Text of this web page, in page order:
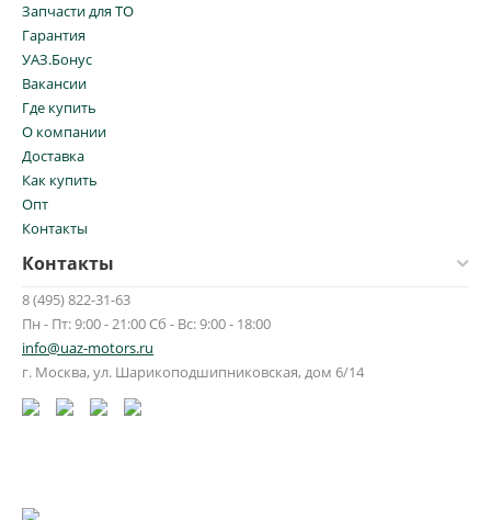
Запчасти для ТО
Гарантия
УАЗ.Бонус
Вакансии
Где купить
О компании
Доставка
Как купить
Опт
Контакты
Контакты
8 (495) 822-31-63
Пн - Пт: 9:00 - 21:00 Сб - Вс: 9:00 - 18:00
info@uaz-motors.ru
г. Москва, ул. Шарикоподшипниковская, дом 6/14